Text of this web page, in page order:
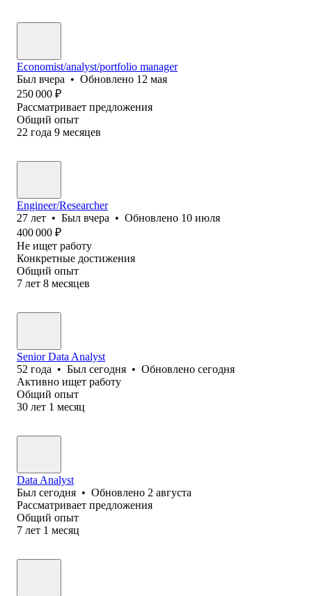
Economist/analyst/portfolio manager
Был вчера • Обновлено 12 мая
250 000 ₽
Рассматривает предложения
Общий опыт
22 года 9 месяцев
Engineer/Researcher
27 лет • Был вчера • Обновлено 10 июля
400 000 ₽
Не ищет работу
Конкретные достижения
Общий опыт
7 лет 8 месяцев
Senior Data Analyst
52 года • Был сегодня • Обновлено сегодня
Активно ищет работу
Общий опыт
30 лет 1 месяц
Data Analyst
Был сегодня • Обновлено 2 августа
Рассматривает предложения
Общий опыт
7 лет 1 месяц